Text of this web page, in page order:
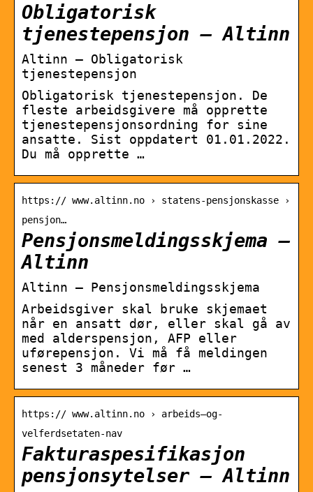
Obligatorisk
tjenestepensjon – Altinn
Altinn – Obligatorisk
tjenestepensjon
Obligatorisk tjenestepensjon. De
fleste arbeidsgivere må opprette
tjenestepensjonsordning for sine
ansatte. Sist oppdatert 01.01.2022.
Du må opprette …
https:// www.altinn.no › statens-pensjonskasse ›
pensjon…
Pensjonsmeldingsskjema –
Altinn
Altinn – Pensjonsmeldingsskjema
Arbeidsgiver skal bruke skjemaet
når en ansatt dør, eller skal gå av
med alderspensjon, AFP eller
uførepensjon. Vi må få meldingen
senest 3 måneder før …
https:// www.altinn.no › arbeids–og-
velferdsetaten-nav
Fakturaspesifikasjon
pensjonsytelser – Altinn